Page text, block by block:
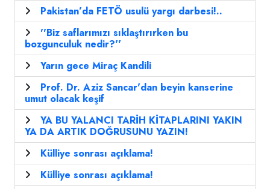
Pakistan’da FETÖ usulü yargı darbesi!..
''Biz saflarımızı sıklaştırırken bu
bozgunculuk nedir?''
Yarın gece Miraç Kandili
Prof. Dr. Aziz Sancar'dan beyin kanserine
umut olacak keşif
YA BU YALANCI TARİH KİTAPLARINI YAKIN
YA DA ARTIK DOĞRUSUNU YAZIN!
Külliye sonrası açıklama!
Külliye sonrası açıklama!